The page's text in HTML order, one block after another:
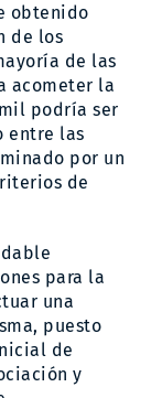
obtenido
de los
de las
acometer la
podría ser
entre las
por un
de
para la
una
puesto
de
y